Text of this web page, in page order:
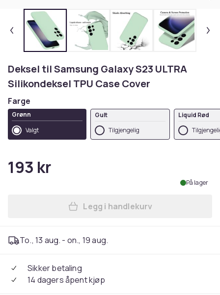
Deksel til Samsung Galaxy S23 ULTRA
Silikondeksel TPU Case Cover
Farge
Grønn
Valgt
Gult
Tilgjengelig
Liquid Rød
193 kr
På lager
Legg Deksel til Samsung
Legg i handlekurv
To., 13 aug. - on., 19 aug.
Sikker betaling
14 dagers åpent kjøp